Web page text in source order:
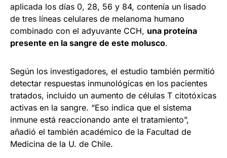
aplicada los días 0, 28, 56 y 84, contenía un lisado
de tres líneas celulares de melanoma humano
combinado con el adyuvante CCH, una proteína
presente en la sangre de este molusco.
Según los investigadores, el estudio también permitió
detectar respuestas inmunológicas en los pacientes
tratados, incluido un aumento de células T citotóxicas
activas en la sangre. “Eso indica que el sistema
inmune está reaccionando ante el tratamiento”,
añadió el también académico de la Facultad de
Medicina de la U. de Chile.